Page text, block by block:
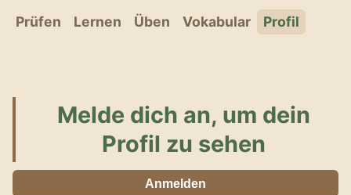
Prüfen Lernen Üben Vokabular Profil
Melde dich an, um dein
Profil zu sehen
Anmelden